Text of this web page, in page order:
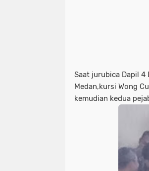
Saat jurubica Dapil 4
Medan,kursi Wong
kemudian kedua